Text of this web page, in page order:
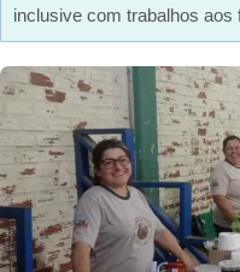
inclusive com trabalhos aos